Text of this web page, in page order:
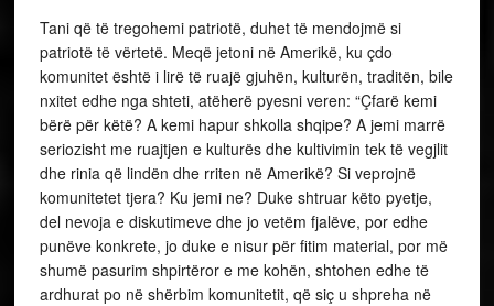
Tani që të tregohemi patriotë, duhet të mendojmë si
patriotë të vërtetë. Meqë jetoni në Amerikë, ku çdo
komunitet është i lirë të ruajë gjuhën, kulturën, traditën, bile
nxitet edhe nga shteti, atëherë pyesni veren: “Çfarë kemi
bërë për këtë? A kemi hapur shkolla shqipe? A jemi marrë
seriozisht me ruajtjen e kulturës dhe kultivimin tek të vegjlit
dhe rinia që lindën dhe rriten në Amerikë? Si veprojnë
komunitetet tjera? Ku jemi ne? Duke shtruar këto pyetje,
del nevoja e diskutimeve dhe jo vetëm fjalëve, por edhe
punëve konkrete, jo duke e nisur për fitim material, por më
shumë pasurim shpirtëror e me kohën, shtohen edhe të
ardhurat po në shërbim komunitetit, që siç u shpreha në